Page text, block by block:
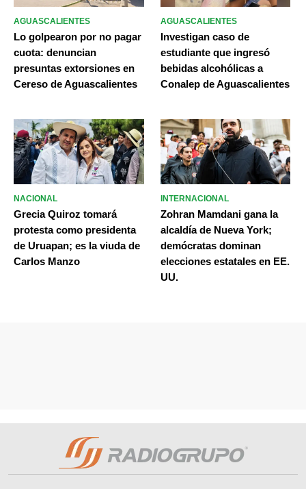
AGUASCALIENTES
Lo golpearon por no pagar
cuota: denuncian
presuntas extorsiones en
Cereso de Aguascalientes
AGUASCALIENTES
Investigan caso de
estudiante que ingresó
bebidas alcohólicas a
Conalep de Aguascalientes
NACIONAL
Grecia Quiroz tomará
protesta como presidenta
de Uruapan; es la viuda de
Carlos Manzo
INTERNACIONAL
Zohran Mamdani gana la
alcaldía de Nueva York;
demócratas dominan
elecciones estatales en EE.
UU.